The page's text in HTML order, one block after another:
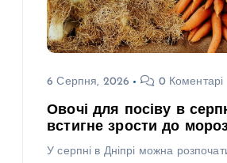
6 Серпня, 2026 0 Коментарі
Овочі для посіву в
встигне зрости до
У серпні в Дніпрі можна